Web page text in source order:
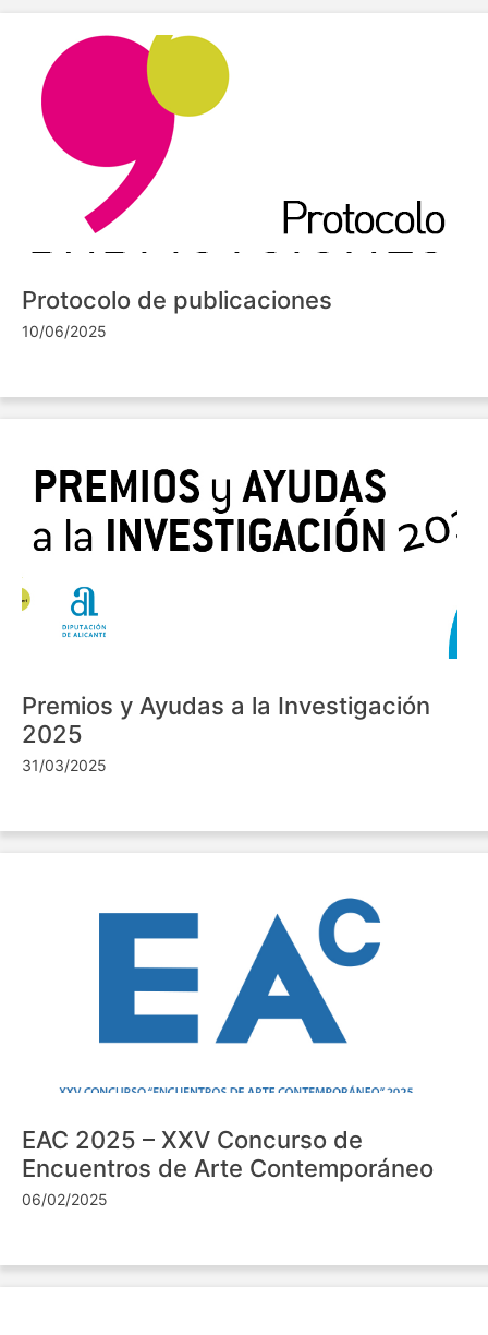
Protocolo de publicaciones
10/06/2025
Premios y Ayudas a la Investigación
2025
31/03/2025
EAC 2025 – XXV Concurso de
Encuentros de Arte Contemporáneo
06/02/2025